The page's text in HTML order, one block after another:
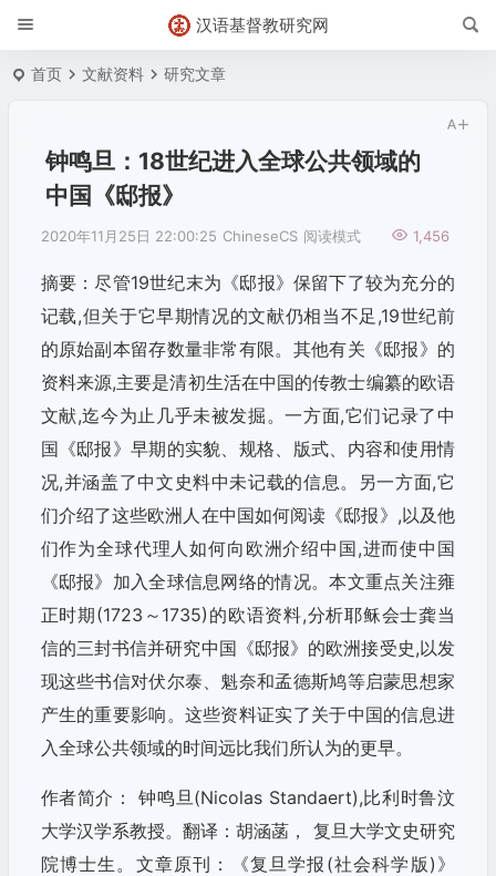
汉语基督教研究网
首页 文献资料 研究文章
钟鸣旦：18世纪进入全球公共领域的
中国《邸报》
2020年11月25日 22:00:25 ChineseCS 1,456
阅读模式
摘要：尽管19世纪末为《邸报》保留下了较为充分的
记载,但关于它早期情况的文献仍相当不足,19世纪前
的原始副本留存数量非常有限。其他有关《邸报》的
资料来源,主要是清初生活在中国的传教士编纂的欧语
文献,迄今为止几乎未被发掘。一方面,它们记录了中
国《邸报》早期的实貌、规格、版式、内容和使用情
况,并涵盖了中文史料中未记载的信息。另一方面,它
们介绍了这些欧洲人在中国如何阅读《邸报》,以及他
们作为全球代理人如何向欧洲介绍中国,进而使中国
《邸报》加入全球信息网络的情况。本文重点关注雍
正时期(1723～1735)的欧语资料,分析耶稣会士龚当
信的三封书信并研究中国《邸报》的欧洲接受史,以发
现这些书信对伏尔泰、魁奈和孟德斯鸠等启蒙思想家
产生的重要影响。这些资料证实了关于中国的信息进
入全球公共领域的时间远比我们所认为的更早。
作者简介： 钟鸣旦(Nicolas Standaert),比利时鲁汶
大学汉学系教授。翻译：胡涵菡， 复旦大学文史研究
院博士生。文章原刊：《复旦学报(社会科学版)》